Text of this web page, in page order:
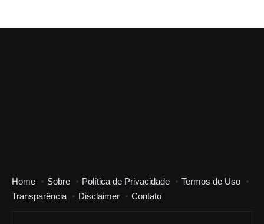
Home Sobre Política de Privacidade
Termos de Uso
Transparência
Disclaimer Contato